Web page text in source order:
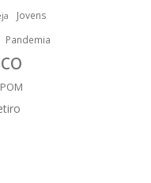
Jovens
Pandemia
POM